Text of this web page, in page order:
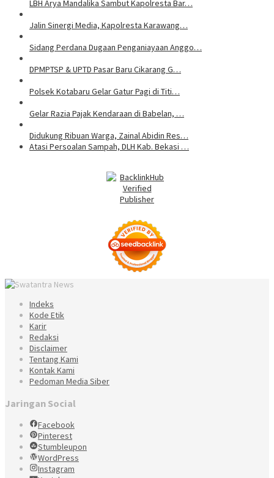
LBH Arya Mandalika Sambut Kapolresta Bar…
Jalin Sinergi Media, Kapolresta Karawang…
Sidang Perdana Dugaan Penganiayaan Anggo…
DPMPTSP & UPTD Pasar Baru Cikarang G…
Polsek Kotabaru Gelar Gatur Pagi di Titi…
Gelar Razia Pajak Kendaraan di Babelan, …
Didukung Ribuan Warga, Zainal Abidin Res…
Atasi Persoalan Sampah, DLH Kab. Bekasi …
Indeks
Kode Etik
Karir
Redaksi
Disclaimer
Tentang Kami
Kontak Kami
Pedoman Media Siber
Jaringan Social
Facebook
Pinterest
Stumbleupon
WordPress
Instagram